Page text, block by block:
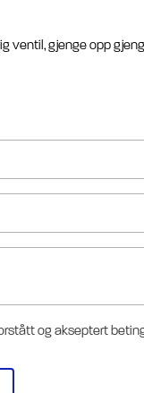
ventil, gjenge opp
og akseptert